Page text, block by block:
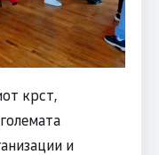
крст,
и